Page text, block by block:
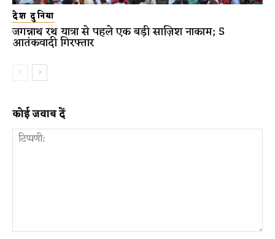
देश दुनिया
जगन्नाथ रथ यात्रा से पहले एक बड़ी साज़िश नाकाम; 5
आतंकवादी गिरफ्तार
कोई जवाब दें